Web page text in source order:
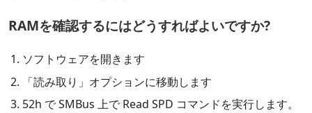
RAMを確認するにはどうすればよいですか?
ソフトウェアを開きます
「読み取り」オプションに移動します
52h で SMBus 上で Read SPD コマンドを実行します。